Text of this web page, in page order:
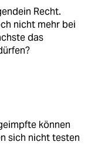
Recht.
nicht mehr bei
das
können
sich nicht testen